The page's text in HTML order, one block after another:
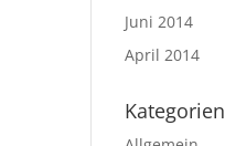
Juni 2014
April 2014
Kategorien